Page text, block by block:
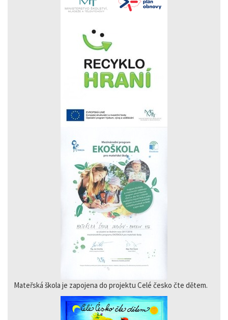
Mateřská škola je zapojena do projektu Celé česko čte dětem.